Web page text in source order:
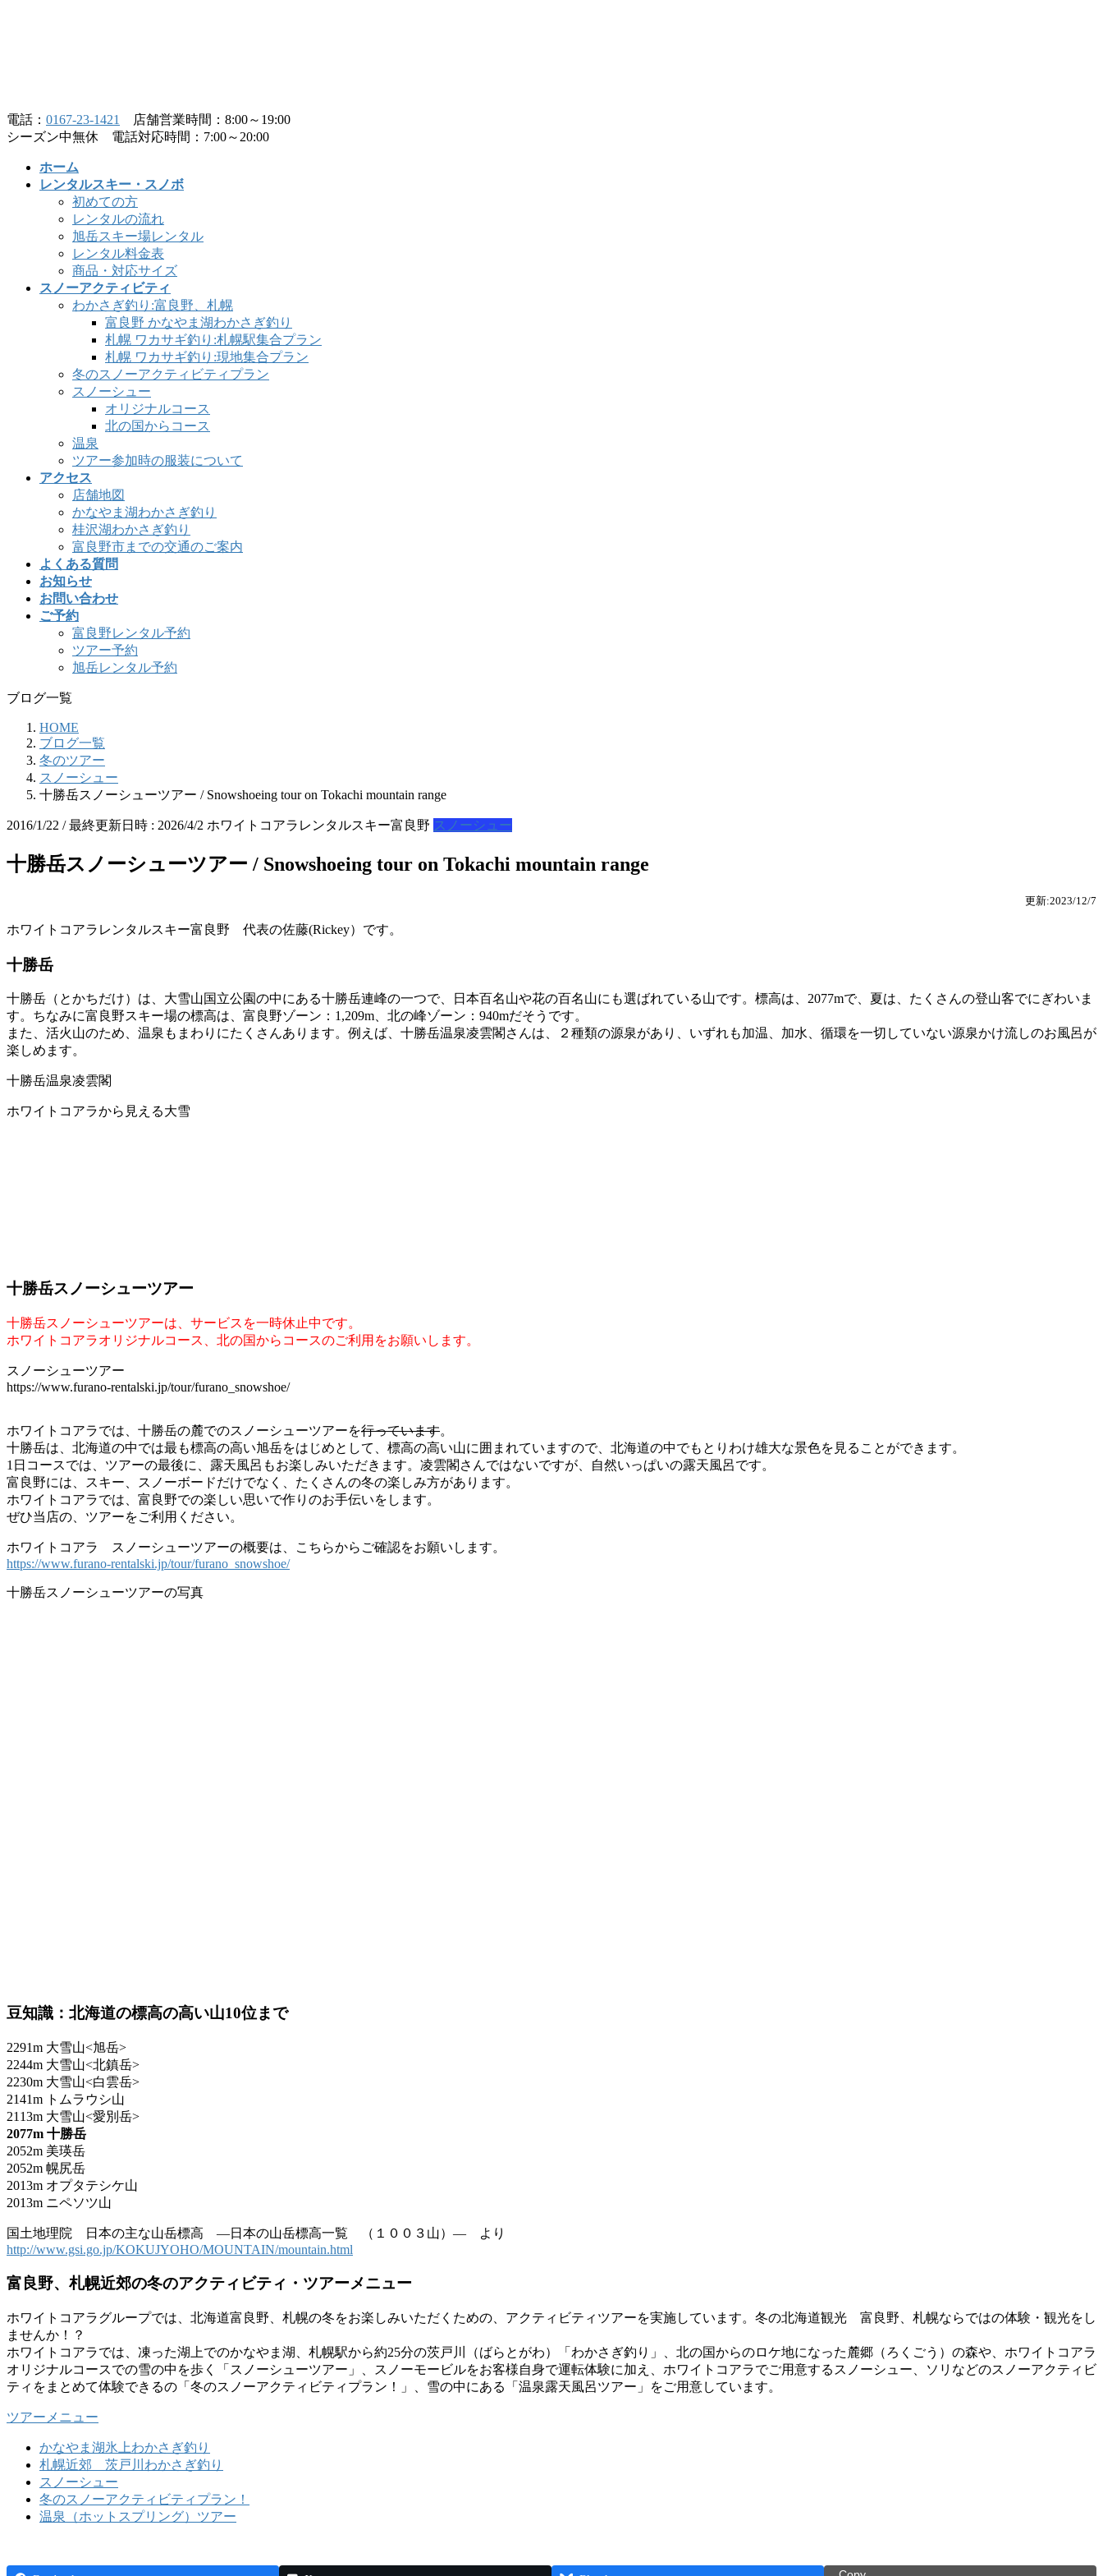
ス
キ
ン
に
電話： 0167-23-1421
店舗営業時間：8:00～19:00
シーズン中無休 電話対応時間：7:00～20:00
ホーム
レンタルスキー・スノボ
初めての方
レンタルの流れ
旭岳スキー場レンタル
レンタル料金表
商品・対応サイズ
スノーアクティビティ
わかさぎ釣り:富良野、札幌
富良野 かなやま湖わかさぎ釣り
札幌 ワカサギ釣り:札幌駅集合プラン
札幌 ワカサギ釣り:現地集合プラン
冬のスノーアクティビティプラン
スノーシュー
オリジナルコース
北の国からコース
温泉
ツアー参加時の服装について
アクセス
店舗地図
かなやま湖わかさぎ釣り
桂沢湖わかさぎ釣り
富良野市までの交通のご案内
よくある質問
お知らせ
お問い合わせ
ご予約
富良野レンタル予約
ツアー予約
旭岳レンタル予約
ブログ一覧
HOME
ブログ一覧
冬のツアー
スノーシュー
十勝岳スノーシューツアー / Snowshoeing tour on Tokachi mountain range
2016/1/22 / 最終更新日時 : 2026/4/2 ホワイトコアラレンタルスキー富良野 スノーシュー
十勝岳スノーシューツアー / Snowshoeing tour on Tokachi mountain range
更新:2023/12/7
ホワイトコアラレンタルスキー富良野 代表の佐藤(Rickey）です。
十勝岳
十勝岳（とかちだけ）は、大雪山国立公園の中にある十勝岳連峰の一つで、日本百名山や花の百名山にも選ばれている山です。標高は、2077mで、夏は、たくさんの登山客でにぎわいま
す。ちなみに富良野スキー場の標高は、富良野ゾーン：1,209m、北の峰ゾーン：940mだそうです。
また、活火山のため、温泉もまわりにたくさんあります。例えば、十勝岳温泉凌雲閣さんは、２種類の源泉があり、いずれも加温、加水、循環を一切していない源泉かけ流しのお風呂が
楽しめます。
十勝岳温泉凌雲閣
ホワイトコアラから見える大雪
十勝岳スノーシューツアー
十勝岳スノーシューツアーは、サービスを一時休止中です。
ホワイトコアラオリジナルコース、北の国からコースのご利用をお願いします。
スノーシューツアー
https://www.furano-rentalski.jp/tour/furano_snowshoe/
ホワイトコアラでは、十勝岳の麓でのスノーシューツアーを行っています。
十勝岳は、北海道の中では最も標高の高い旭岳をはじめとして、標高の高い山に囲まれていますので、北海道の中でもとりわけ雄大な景色を見ることができます。
1日コースでは、ツアーの最後に、露天風呂もお楽しみいただきます。凌雲閣さんではないですが、自然いっぱいの露天風呂です。
富良野には、スキー、スノーボードだけでなく、たくさんの冬の楽しみ方があります。
ホワイトコアラでは、富良野での楽しい思いで作りのお手伝いをします。
ぜひ当店の、ツアーをご利用ください。
ホワイトコアラ スノーシューツアーの概要は、こちらからご確認をお願いします。
https://www.furano-rentalski.jp/tour/furano_snowshoe/
十勝岳スノーシューツアーの写真
豆知識：北海道の標高の高い山10位まで
2291m 大雪山<旭岳>
2244m 大雪山<北鎮岳>
2230m 大雪山<白雲岳>
2141m トムラウシ山
2113m 大雪山<愛別岳>
2077m 十勝岳
2052m 美瑛岳
2052m 幌尻岳
2013m オプタテシケ山
2013m ニペソツ山
国土地理院 日本の主な山岳標高 ―日本の山岳標高一覧 （１００３山）― より
http://www.gsi.go.jp/KOKUJYOHO/MOUNTAIN/mountain.html
富良野、札幌近郊の冬のアクティビティ・ツアーメニュー
ホワイトコアラグループでは、北海道富良野、札幌の冬をお楽しみいただくための、アクティビティツアーを実施しています。冬の北海道観光 富良野、札幌ならではの体験・観光をし
ませんか！？
ホワイトコアラでは、凍った湖上でのかなやま湖、札幌駅から約25分の茨戸川（ばらとがわ）「わかさぎ釣り」、北の国からのロケ地になった麓郷（ろくごう）の森や、ホワイトコアラ
オリジナルコースでの雪の中を歩く「スノーシューツアー」、スノーモービルをお客様自身で運転体験に加え、ホワイトコアラでご用意するスノーシュー、ソリなどのスノーアクティビ
ティをまとめて体験できるの「冬のスノーアクティビティプラン！」、雪の中にある「温泉露天風呂ツアー」をご用意しています。
ツアーメニュー
かなやま湖氷上わかさぎ釣り
札幌近郊 茨戸川わかさぎ釣り
スノーシュー
冬のスノーアクティビティプラン！
温泉（ホットスプリング）ツアー